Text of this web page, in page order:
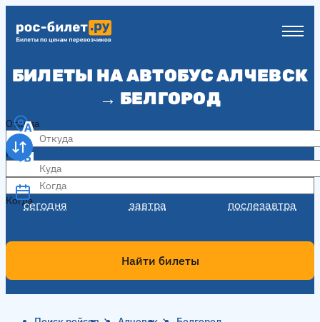
БИЛЕТЫ НА АВТОБУС АЛЧЕВСК
→ БЕЛГОРОД
Откуда
Куда
Когда
сегодня завтра послезавтра
Когда
Найти билеты